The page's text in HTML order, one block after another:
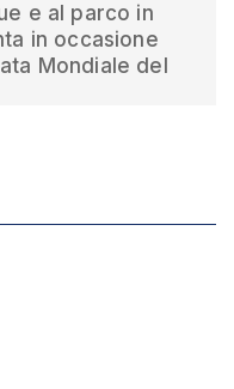
e al parco in
in occasione
Mondiale del